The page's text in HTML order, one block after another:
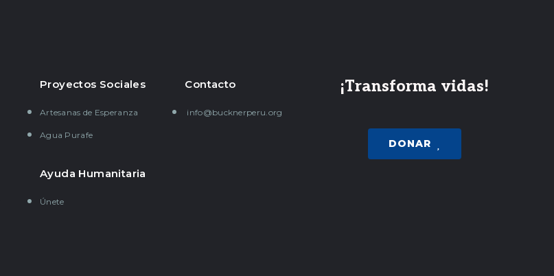
Proyectos Sociales
Artesanas de Esperanza
Agua Purafe
Ayuda Humanitaria
Únete
Contacto
info@bucknerperu.org
¡Transforma vidas!
DONAR